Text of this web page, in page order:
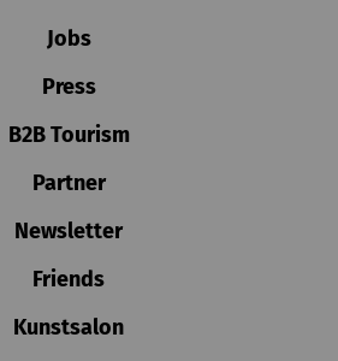
Jobs
Press
B2B Tourism
Partner
Newsletter
Friends
Kunstsalon